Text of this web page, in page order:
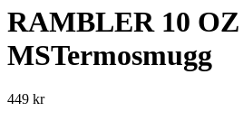
RAMBLER 10
MSTermosmugg
449 kr